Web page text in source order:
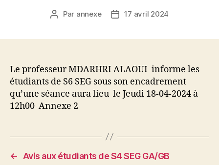
Auteur
Par annexe
Date17 avril 2024
Le professeur MDARHRI ALAOUI informe les
étudiants de S6 SEG sous son encadrement
qu’une séance aura lieu le Jeudi 18-04-2024 à
12h00 Annexe 2
←
Avis aux étudiants de S4 SEG GA/GB